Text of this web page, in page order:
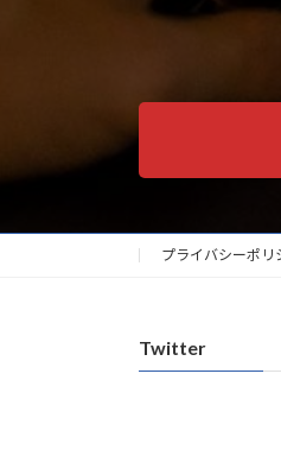
プライバシーポリ
Twitter